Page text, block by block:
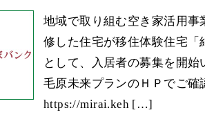
地域で取り組む空き家活用事
修した住宅が移住体験住宅「
として、入居者の募集を開
毛原未来プランのＨＰでご確
https://mirai.keh […]